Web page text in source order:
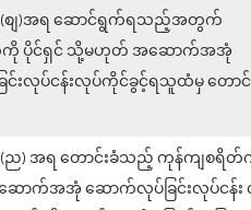
(စျ)အရ ဆောင်ရွက်ရသည့်အတွက်
ကို ပိုင်ရှင် သို့မဟုတ် အဆောက်အအုံ
င်းလုပ်ငန်းလုပ်ကိုင်ခွင့်ရသူထံမှ တောင်
(ည) အရ တောင်းခံသည့် ကုန်ကျစရိတ်
ာက်အအုံ ဆောက်လုပ်ခြင်းလုပ်ငန်း